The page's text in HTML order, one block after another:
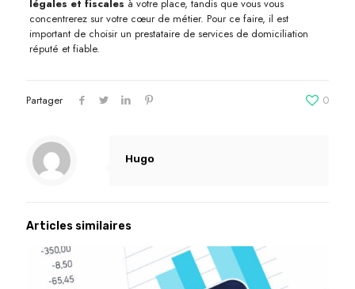
légales et fiscales à votre place, tandis que vous vous
concentrerez sur votre cœur de métier. Pour ce faire, il est
important de choisir un prestataire de services de domiciliation
réputé et fiable.
Partager 0
Hugo
Articles similaires